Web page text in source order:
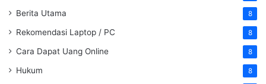
Berita Utama 8
Rekomendasi Laptop / PC 8
Cara Dapat Uang Online 8
Hukum 8